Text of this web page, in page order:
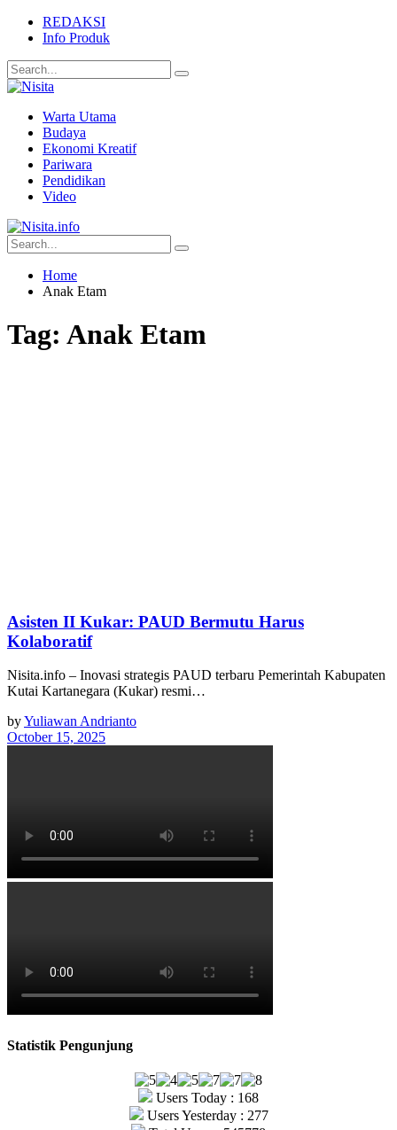
REDAKSI
Info Produk
Warta Utama
Budaya
Ekonomi Kreatif
Pariwara
Pendidikan
Video
Home
Anak Etam
Tag: Anak Etam
Asisten II Kukar: PAUD Bermutu Harus
Kolaboratif
Nisita.info – Inovasi strategis PAUD terbaru Pemerintah Kabupaten
Kutai Kartanegara (Kukar) resmi…
byYuliawan Andrianto
October 15, 2025
Statistik Pengunjung
Users Today : 168
Users Yesterday : 277